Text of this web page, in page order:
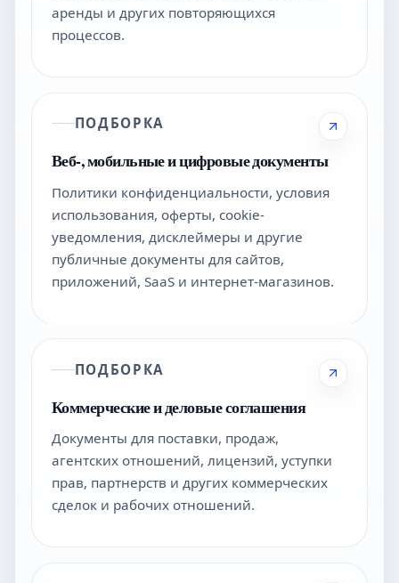
аренды и других повторяющихся
процессов.
ПОДБОРКА
Веб-, мобильные и цифровые документы
Политики конфиденциальности, условия
использования, оферты, cookie-
уведомления, дисклеймеры и другие
публичные документы для сайтов,
приложений, SaaS и интернет-магазинов.
ПОДБОРКА
Коммерческие и деловые соглашения
Документы для поставки, продаж,
агентских отношений, лицензий, уступки
прав, партнерств и других коммерческих
сделок и рабочих отношений.